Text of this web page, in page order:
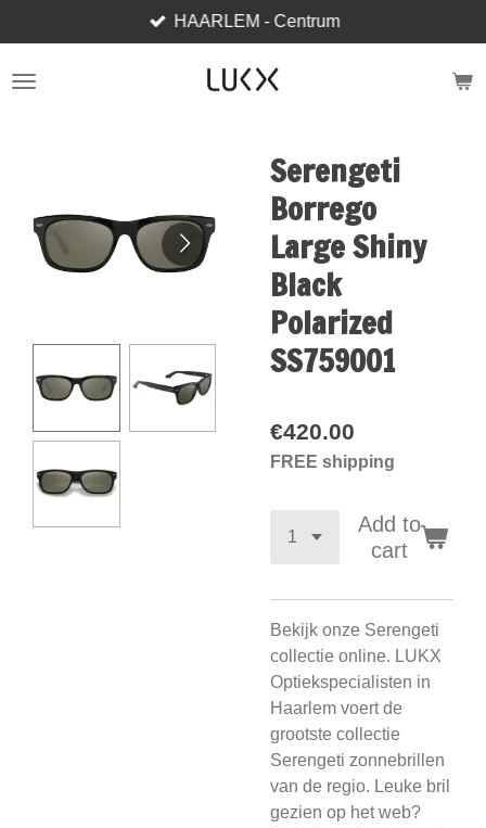
to
main
HAARLEM - Centrum
Serengeti
Borrego
Large Shiny
Black
Polarized
SS759001
€420.00
FREE shipping
Add to
cart
Bekijk onze Serengeti
collectie online. LUKX
Optiekspecialisten in
Haarlem voert de
grootste collectie
Serengeti zonnebrillen
van de regio. Leuke bril
gezien op het web?